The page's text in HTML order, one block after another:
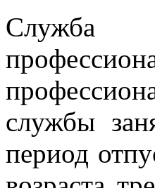
Служба
службы
период